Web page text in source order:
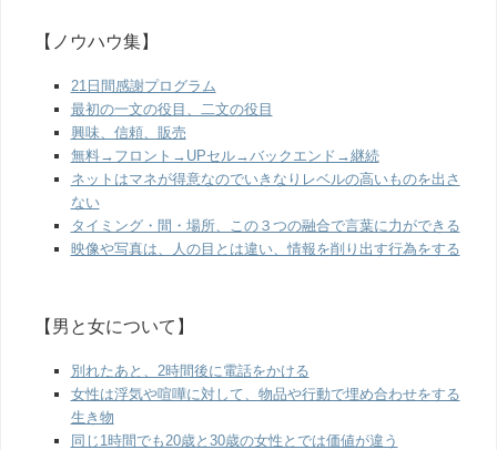
【ノウハウ集】
21日間感謝プログラム
最初の一文の役目、二文の役目
興味、信頼、販売
無料→フロント→UPセル→バックエンド→継続
ネットはマネが得意なのでいきなりレベルの高いものを出さ
ない
タイミング・間・場所、この３つの融合で言葉に力ができる
映像や写真は、人の目とは違い、情報を削り出す行為をする
【男と女について】
別れたあと、2時間後に電話をかける
女性は浮気や喧嘩に対して、物品や行動で埋め合わせをする
生き物
同じ1時間でも20歳と30歳の女性とでは価値が違う